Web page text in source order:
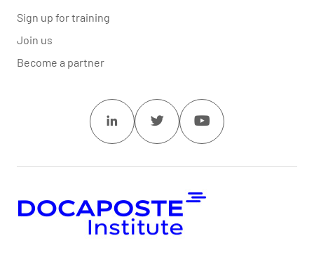
Sign up for training
Join us
Become a partner
Linkedin Twitter Youtube